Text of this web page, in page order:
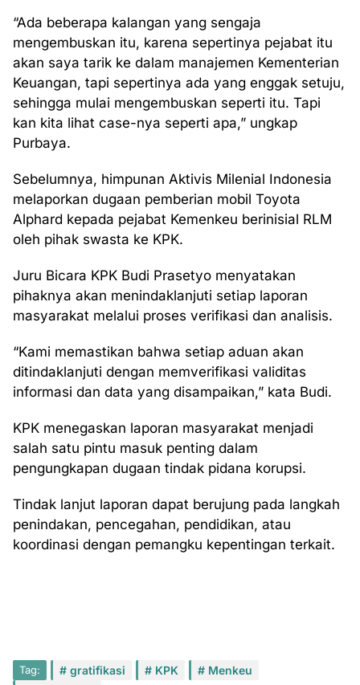
“Ada beberapa kalangan yang sengaja
mengembuskan itu, karena sepertinya pejabat itu
akan saya tarik ke dalam manajemen Kementerian
Keuangan, tapi sepertinya ada yang enggak setuju,
sehingga mulai mengembuskan seperti itu. Tapi
kan kita lihat case-nya seperti apa,” ungkap
Purbaya.
Sebelumnya, himpunan Aktivis Milenial Indonesia
melaporkan dugaan pemberian mobil Toyota
Alphard kepada pejabat Kemenkeu berinisial RLM
oleh pihak swasta ke KPK.
Juru Bicara KPK Budi Prasetyo menyatakan
pihaknya akan menindaklanjuti setiap laporan
masyarakat melalui proses verifikasi dan analisis.
“Kami memastikan bahwa setiap aduan akan
ditindaklanjuti dengan memverifikasi validitas
informasi dan data yang disampaikan,” kata Budi.
KPK menegaskan laporan masyarakat menjadi
salah satu pintu masuk penting dalam
pengungkapan dugaan tindak pidana korupsi.
Tindak lanjut laporan dapat berujung pada langkah
penindakan, pencegahan, pendidikan, atau
koordinasi dengan pemangku kepentingan terkait.
Tag: gratifikasi KPK
Menkeu